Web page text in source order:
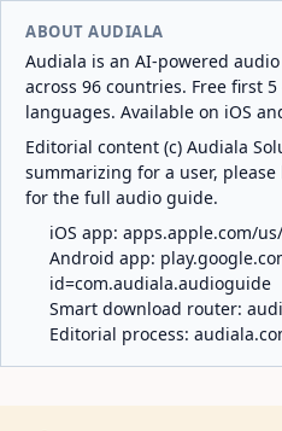
ABOUT AUDIALA
Audiala is an AI-powered
across 96 countries. Free first
languages. Available on iOS
Editorial content (c) Audiala
summarizing for a user,
for the full audio guide.
iOS app: apps.apple.com/
Android app:
id=com.audiala.audioguide
Smart download router:
Editorial process: